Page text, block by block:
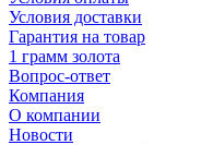
Условия доставки
Гарантия на товар
1 грамм золота
Вопрос-ответ
Компания
О компании
Новости